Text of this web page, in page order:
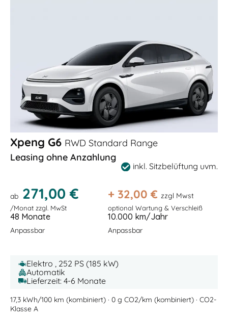
Xpeng G6 RWD Standard Range
Leasing ohne Anzahlung
inkl. Sitzbelüftung uvm.
ab 271,00 €
/Monat zzgl. MwSt
+ 32,00 € zzgl Mwst
optional Wartung & Verschleiß
48 Monate
Anpassbar
10.000 km/Jahr
Anpassbar
Elektro , 252 PS (185 kW)
Automatik
Lieferzeit: 4-6 Monate
17,3 kWh/100 km (kombiniert) · 0 g CO2/km (kombiniert) · CO2-
Klasse A